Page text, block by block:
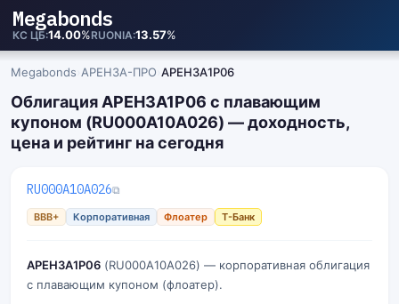
Megabonds
КС ЦБ 14.00%RUONIA 13.57%
Megabonds АРЕНЗА-ПРО АРЕНЗА1Р06
Облигация АРЕНЗА1Р06 с плавающим
купоном (RU000A10A026) — доходность,
цена и рейтинг на сегодня
RU000A10A026⧉
BBB+ Корпоративная Флоатер Т-Банк
АРЕНЗА1Р06 (RU000A10A026) — корпоративная облигация
с плавающим купоном (флоатер).